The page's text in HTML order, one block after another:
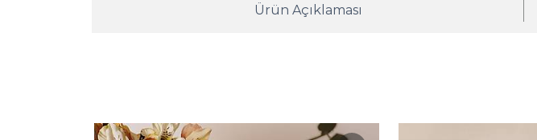
Ürün Açıklaması